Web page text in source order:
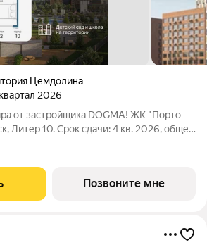
Цемдолина
2026
от застройщика DOGMA! ЖК "Порто-
Литер 10. Срок сдачи: 4 кв. 2026, общей
ЖК "Порто-Ново" новый порт
Место, где шум Чёрного моря
Позвоните мне